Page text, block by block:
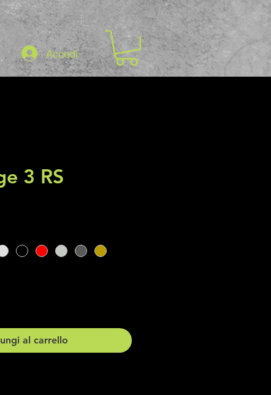
Accedi
3 RS
al carrello